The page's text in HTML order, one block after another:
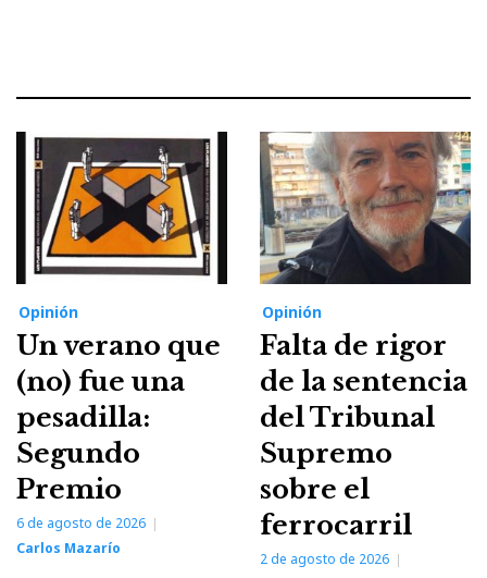
Opinión
Un verano que
(no) fue una
pesadilla:
Segundo
Premio
6 de agosto de 2026
Carlos Mazarío
Opinión
Falta de rigor
de la sentencia
del Tribunal
Supremo
sobre el
ferrocarril
2 de agosto de 2026